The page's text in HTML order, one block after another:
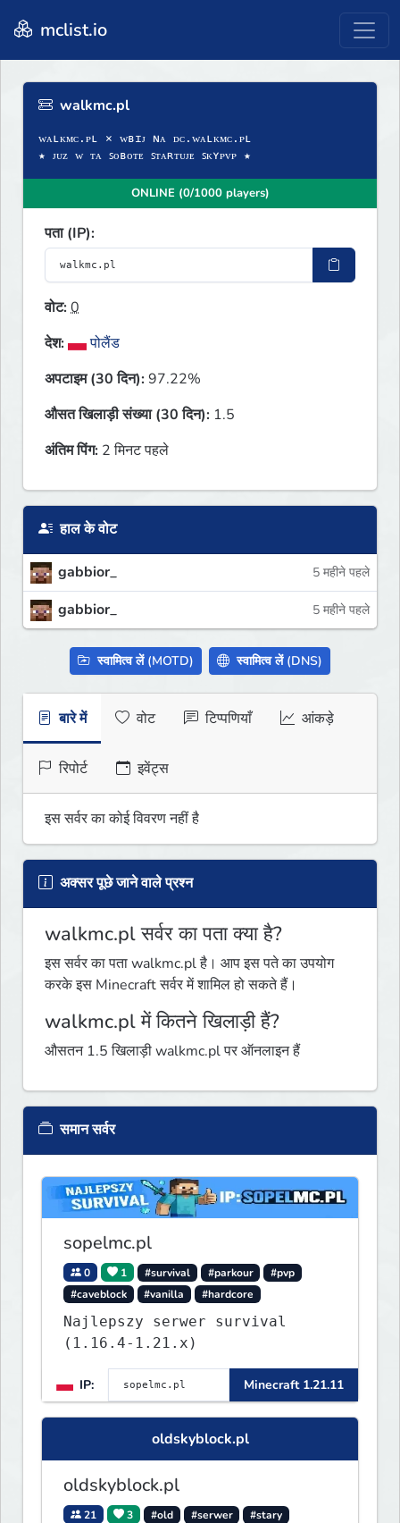
mclist.io
walkmc.pl
ᴡᴀʟᴋᴍᴄ.ᴘʟ × ᴡʙɪᴊ ɴᴀ ᴅᴄ.ᴡᴀʟᴋᴍᴄ.ᴘʟ
★ ᴊᴜᴢ ᴡ ᴛᴀ ꜱᴏʙᴏᴛᴇ ꜱᴛᴀʀᴛᴜᴊᴇ ꜱᴋʏᴘᴠᴘ ★
ONLINE (0/1000 players)
पता (IP):
वोट:0
देश:
पोलैंड
अपटाइम (30 दिन):97.22%
औसत खिलाड़ी संख्या (30 दिन): 1.5
अंतिम पिंग: 2 मिनट पहले
हाल के वोट
gabbior_ 5 महीने पहले
gabbior_ 5 महीने पहले
स्वामित्व लें (MOTD) स्वामित्व लें (DNS)
बारे में वोट टिप्पणियाँ आंकड़े
रिपोर्ट इवेंट्स
इस सर्वर का कोई विवरण नहीं है
अक्सर पूछे जाने वाले प्रश्न
walkmc.pl सर्वर का पता क्या है?
इस सर्वर का पता walkmc.pl है। आप इस पते का उपयोग
करके इस Minecraft सर्वर में शामिल हो सकते हैं।
walkmc.pl में कितने खिलाड़ी हैं?
औसतन 1.5 खिलाड़ी walkmc.pl पर ऑनलाइन हैं
समान सर्वर
sopelmc.pl
0 1 #survival #parkour
#pvp
#caveblock
#vanilla #hardcore
Najlepszy serwer survival
(1.16.4-1.21.x)
IP: Minecraft 1.21.11
oldskyblock.pl
oldskyblock.pl
21 3 #old #serwer
#stary